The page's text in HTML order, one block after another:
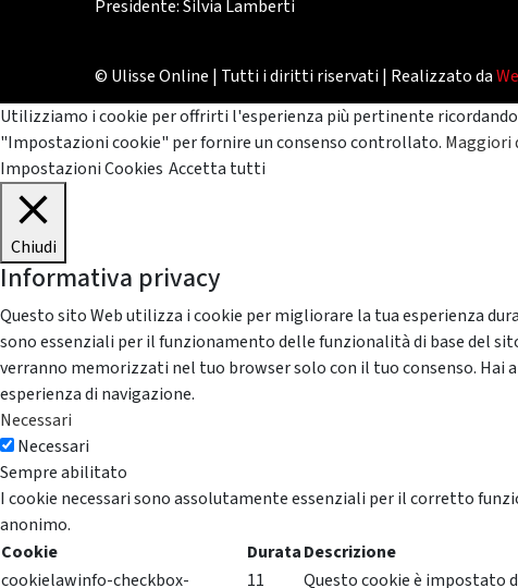
Presidente: Silvia Lamberti
© Ulisse Online | Tutti i diritti riservati | Realizzato da
Utilizziamo i cookie per offrirti l'esperienza più pertinente
"Impostazioni cookie" per fornire un consenso controllato.
Impostazioni Cookies Accetta tutti
Chiudi
Informativa privacy
Questo sito Web utilizza i cookie per migliorare la tua esperienza
sono essenziali per il funzionamento delle funzionalità di base del
verranno memorizzati nel tuo browser solo con il tuo consenso.
esperienza di navigazione.
Necessari
Necessari
Sempre abilitato
I cookie necessari sono assolutamente essenziali per il corretto
anonimo.
Cookie
DurataDescrizione
cookielawinfo-checkbox-
11
Questo cookie è impostato